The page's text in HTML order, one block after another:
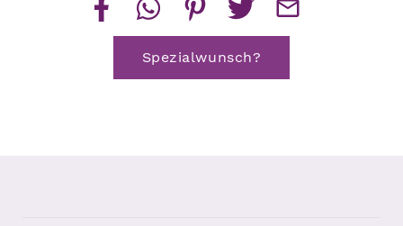
Spezialwunsch?